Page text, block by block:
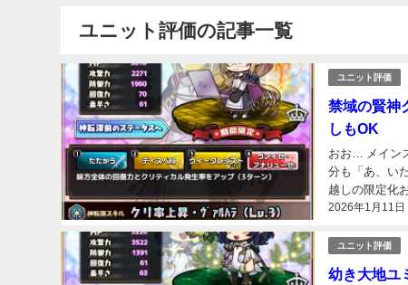
ユニット評価の記事一覧
ユニット評価
禁域の賢神
しもOK
2026年1月11日
おお… メイン
分も「あ、い
越しの限定化
コマンド構成
ユニット評価
幼き大地ユ